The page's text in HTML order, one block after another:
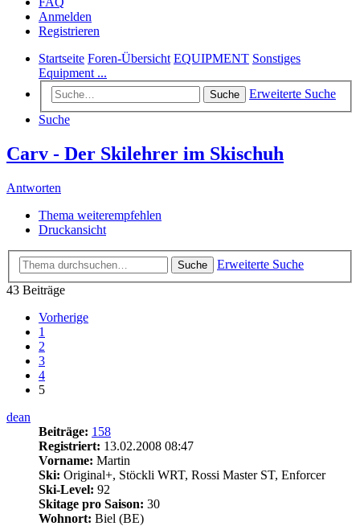
Anmelden
Registrieren
Startseite Foren-Übersicht EQUIPMENT Sonstiges
Equipment ...
Suche
Erweiterte Suche
Suche
Carv - Der Skilehrer im Skischuh
Antworten
Thema weiterempfehlen
Druckansicht
Suche
Erweiterte Suche
43 Beiträge
Vorherige
1
2
3
4
5
dean
Beiträge: 158
Registriert: 13.02.2008 08:47
Vorname: Martin
Ski: Original+, Stöckli WRT, Rossi Master ST, Enforcer
Ski-Level: 92
Skitage pro Saison: 30
Wohnort: Biel (BE)